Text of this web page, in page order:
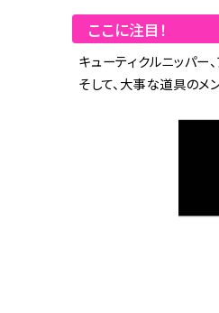
ここに注目！
キューティクルニッパー
そして、大事な道具のメ